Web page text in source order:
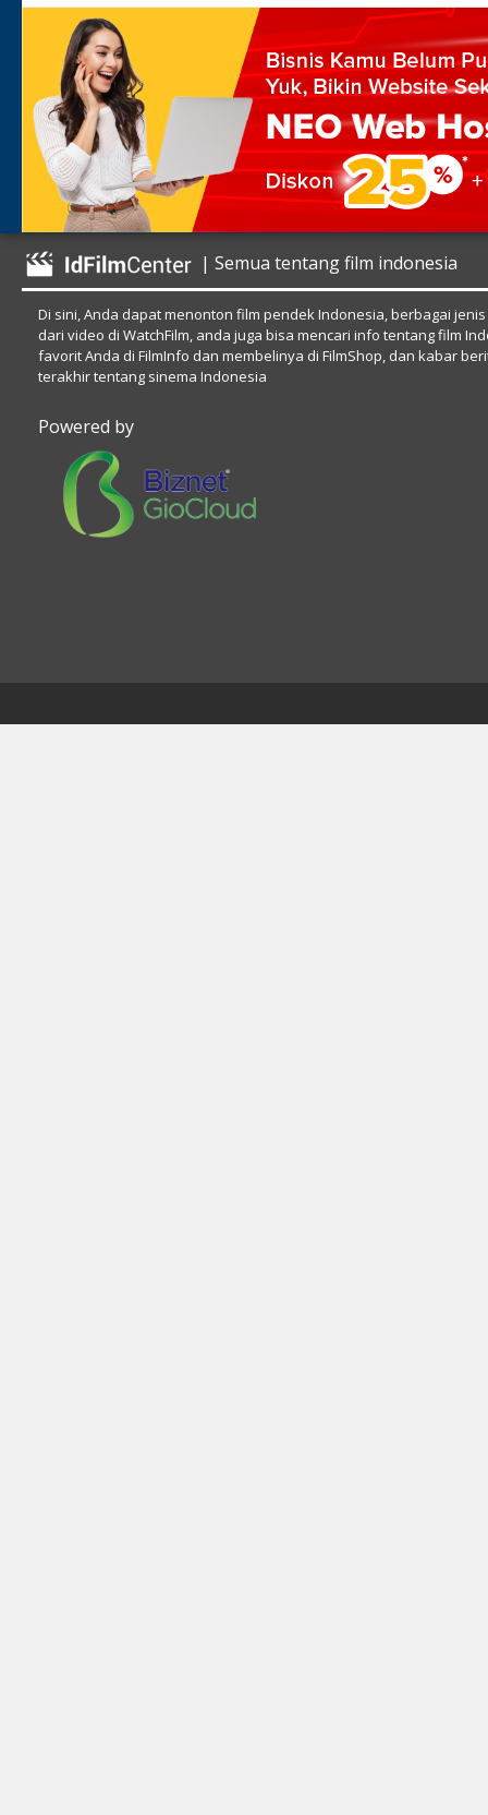
| Semua tentang film indonesia
Di sini, Anda dapat menonton film pendek Indonesia, berbagai
dari video di WatchFilm, anda juga bisa mencari info tentang film
favorit Anda di FilmInfo dan membelinya di FilmShop, dan kabar
terakhir tentang sinema Indonesia
Powered by